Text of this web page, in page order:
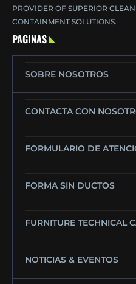
PROVIDER OF SUPERIOR
CONTAINMENT SOLUTIONS.
PAGINAS
SOBRE NOSOTROS
CONTACTA CON
FORMULARIO DE
FORMA SIN DUCTOS
FURNITURE TECHNICAL
NOTICIAS & EVENTOS